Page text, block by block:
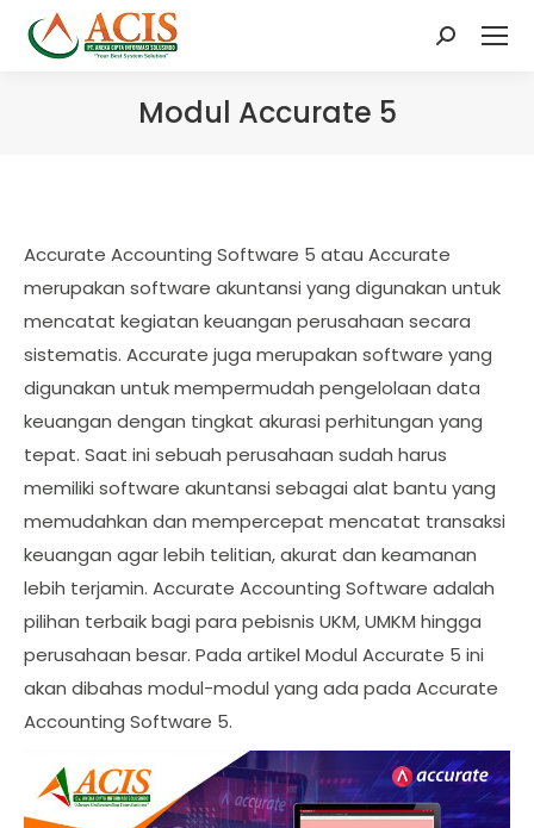
Search:
Modul Accurate 5
Accurate Accounting Software 5 atau Accurate
merupakan software akuntansi yang digunakan untuk
mencatat kegiatan keuangan perusahaan secara
sistematis. Accurate juga merupakan software yang
digunakan untuk mempermudah pengelolaan data
keuangan dengan tingkat akurasi perhitungan yang
tepat. Saat ini sebuah perusahaan sudah harus
memiliki software akuntansi sebagai alat bantu yang
memudahkan dan mempercepat mencatat transaksi
keuangan agar lebih telitian, akurat dan keamanan
lebih terjamin. Accurate Accounting Software adalah
pilihan terbaik bagi para pebisnis UKM, UMKM hingga
perusahaan besar. Pada artikel Modul Accurate 5 ini
akan dibahas modul-modul yang ada pada Accurate
Accounting Software 5.